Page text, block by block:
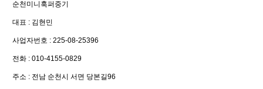
순천미니훅퍼중기
대표 : 김현민
​사업자번호 : 225-08-25396
전화 : 010-4155-0829
주소 : 전남 순천시 서면 당본길96